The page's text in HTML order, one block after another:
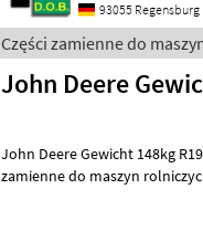
93055 Regensburg
Części zamienne do
John Deere
John Deere Gewicht 148kg R193873, Listenpreis 1248,
zamienne do maszyn